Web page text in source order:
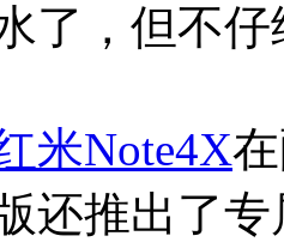
了，但不
米Note4X
还推出了